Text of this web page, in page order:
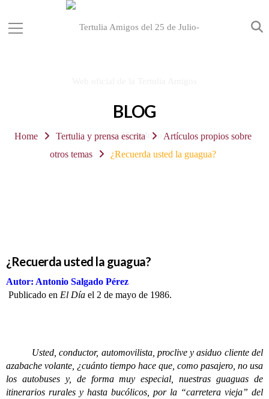
BLOG
Home Tertulia y prensa escrita
Artículos propios sobre
otros temas
¿Recuerda usted la guagua?
¿Recuerda usted la guagua?
Autor: Antonio Salgado Pérez
Publicado en El Día el 2 de mayo de 1986.
Usted, conductor, automovilista, proclive y asiduo cliente del
azabache volante, ¿cuánto tiempo hace que, como pasajero, no usa
los autobuses y, de forma muy especial, nuestras guaguas de
itinerarios rurales y hasta bucólicos, por la “carretera vieja” del